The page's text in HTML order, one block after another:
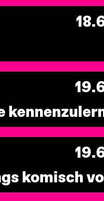
komisch